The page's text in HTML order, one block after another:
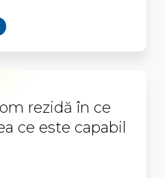
rezidă în ce
ce este capabil